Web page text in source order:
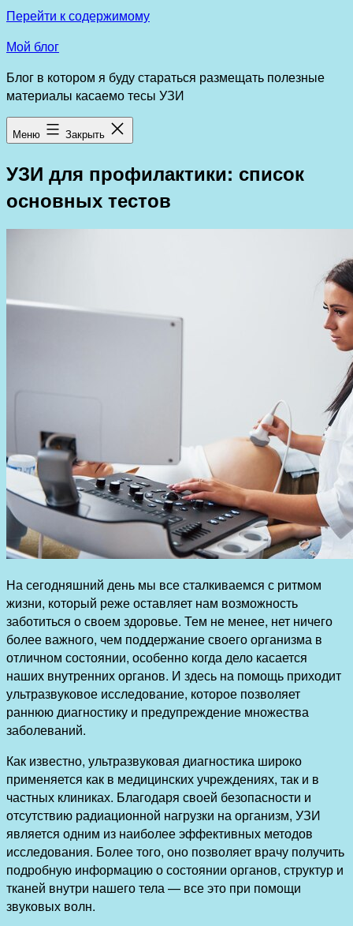
Перейти к содержимому
Мой блог
Блог в котором я буду стараться размещать полезные
материалы касаемо тесы УЗИ
Меню Закрыть
УЗИ для профилактики: список
основных тестов
На сегодняшний день мы все сталкиваемся с ритмом
жизни, который реже оставляет нам возможность
заботиться о своем здоровье. Тем не менее, нет ничего
более важного, чем поддержание своего организма в
отличном состоянии, особенно когда дело касается
наших внутренних органов. И здесь на помощь приходит
ультразвуковое исследование, которое позволяет
раннюю диагностику и предупреждение множества
заболеваний.
Как известно, ультразвуковая диагностика широко
применяется как в медицинских учреждениях, так и в
частных клиниках. Благодаря своей безопасности и
отсутствию радиационной нагрузки на организм, УЗИ
является одним из наиболее эффективных методов
исследования. Более того, оно позволяет врачу получить
подробную информацию о состоянии органов, структур и
тканей внутри нашего тела — все это при помощи
звуковых волн.